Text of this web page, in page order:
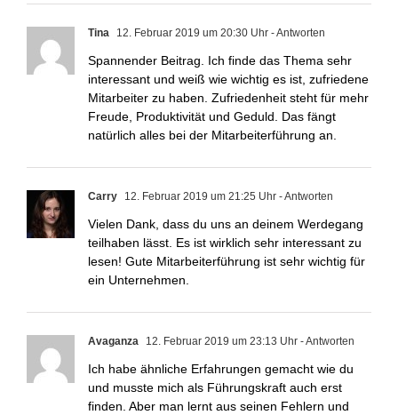
Tina 12. Februar 2019 um 20:30 Uhr - Antworten
Spannender Beitrag. Ich finde das Thema sehr
interessant und weiß wie wichtig es ist, zufriedene
Mitarbeiter zu haben. Zufriedenheit steht für mehr
Freude, Produktivität und Geduld. Das fängt
natürlich alles bei der Mitarbeiterführung an.
Carry 12. Februar 2019 um 21:25 Uhr - Antworten
Vielen Dank, dass du uns an deinem Werdegang
teilhaben lässt. Es ist wirklich sehr interessant zu
lesen! Gute Mitarbeiterführung ist sehr wichtig für
ein Unternehmen.
Avaganza 12. Februar 2019 um 23:13 Uhr - Antworten
Ich habe ähnliche Erfahrungen gemacht wie du
und musste mich als Führungskraft auch erst
finden. Aber man lernt aus seinen Fehlern und